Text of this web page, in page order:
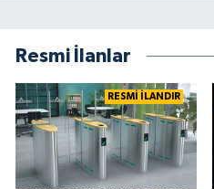
Resmi İlanlar
RESMİ İLANDIR